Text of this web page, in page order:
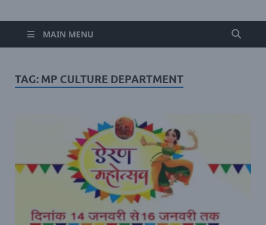
MAIN MENU
TAG: MP CULTURE DEPARTMENT